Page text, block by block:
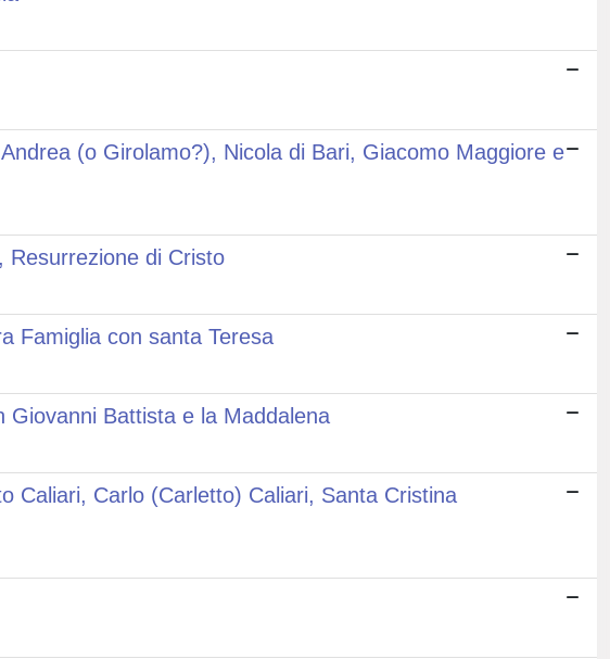
(o Girolamo?), Nicola di Bari, Giacomo Maggiore e
Resurrezione di Cristo
Famiglia con santa Teresa
Giovanni Battista e la Maddalena
Caliari, Carlo (Carletto) Caliari, Santa Cristina